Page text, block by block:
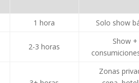
1 hora Solo show
2-3 horas
Show +
Zonas